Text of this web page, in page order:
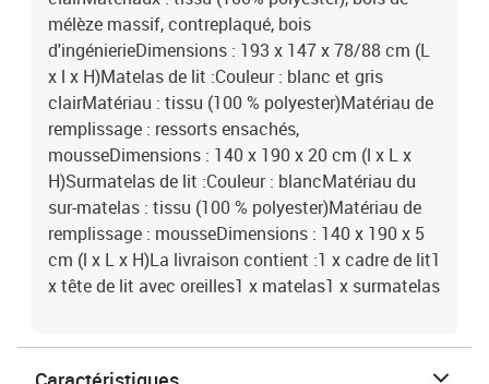
mélèze massif, contreplaqué, bois
d'ingénierieDimensions : 193 x 147 x 78/88 cm (L
x l x H)Matelas de lit :Couleur : blanc et gris
clairMatériau : tissu (100 % polyester)Matériau de
remplissage : ressorts ensachés,
mousseDimensions : 140 x 190 x 20 cm (l x L x
H)Surmatelas de lit :Couleur : blancMatériau du
sur-matelas : tissu (100 % polyester)Matériau de
remplissage : mousseDimensions : 140 x 190 x 5
cm (l x L x H)La livraison contient :1 x cadre de lit1
x tête de lit avec oreilles1 x matelas1 x surmatelas